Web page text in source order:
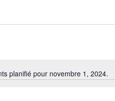
Notice
planifié pour novembre 1, 2024.